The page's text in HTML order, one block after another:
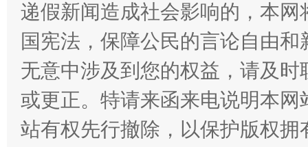
巳巳如意，开工大吉！ 三轮上
递假新闻造成社会影响的，本
国宪法，保障公民的言论自由
无意中涉及到您的权益，请及
或更正。特请来函来电说明本
站有权先行撤除，以保护版权